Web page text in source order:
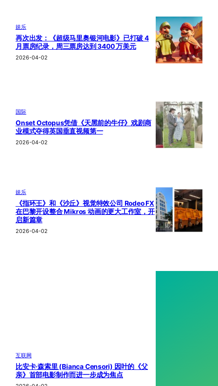
娱乐
再次出发：《超级马里奥银河电影》已打破 4
月票房纪录，周三票房达到 3400 万美元
2026-04-02
国际
Onset Octopus凭借《天黑前的牛仔》戏剧商
业模式夺得英国垂直视频第一
2026-04-02
娱乐
《指环王》和《沙丘》视觉特效公司 Rodeo FX
在巴黎开设整合 Mikros 动画的更大工作室，开
启新篇章
2026-04-02
互联网
比安卡·森索里 (Bianca Censori) 因叶的《父
亲》首部电影制作而进一步成为焦点